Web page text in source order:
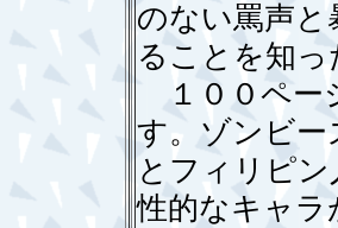
のない罵声と
ることを知
１００ペー
す。ゾンビー
とフィリピ
性的なキャラ